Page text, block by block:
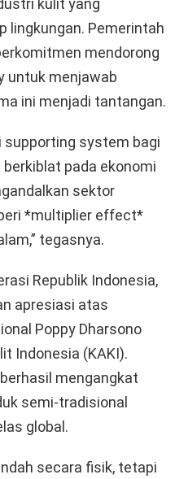
kulit yang
lingkungan. Pemerintah
mendorong
untuk menjawab
ini menjadi tantangan.
supporting system bagi
pada ekonomi
sektor
*multiplier effect*
tegasnya.
Republik Indonesia,
apresiasi atas
Poppy Dharsono
Indonesia (KAKI).
mengangkat
semi-tradisional
global.
secara fisik, tetapi